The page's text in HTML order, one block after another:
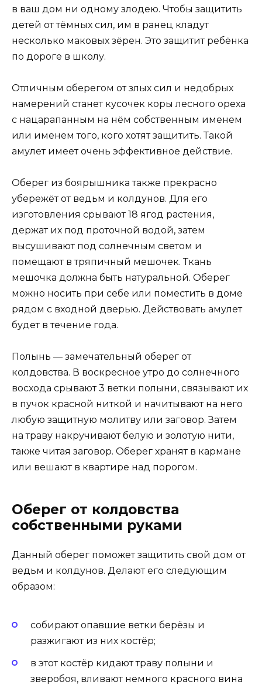
в ваш дом ни одному злодею. Чтобы защитить
детей от тёмных сил, им в ранец кладут
несколько маковых зёрен. Это защитит ребёнка
по дороге в школу.
Отличным оберегом от злых сил и недобрых
намерений станет кусочек коры лесного ореха
с нацарапанным на нём собственным именем
или именем того, кого хотят защитить. Такой
амулет имеет очень эффективное действие.
Оберег из боярышника также прекрасно
убережёт от ведьм и колдунов. Для его
изготовления срывают 18 ягод растения,
держат их под проточной водой, затем
высушивают под солнечным светом и
помещают в тряпичный мешочек. Ткань
мешочка должна быть натуральной. Оберег
можно носить при себе или поместить в доме
рядом с входной дверью. Действовать амулет
будет в течение года.
Полынь — замечательный оберег от
колдовства. В воскресное утро до солнечного
восхода срывают 3 ветки полыни, связывают их
в пучок красной ниткой и начитывают на него
любую защитную молитву или заговор. Затем
на траву накручивают белую и золотую нити,
также читая заговор. Оберег хранят в кармане
или вешают в квартире над порогом.
Оберег от колдовства
собственными руками
Данный оберег поможет защитить свой дом от
ведьм и колдунов. Делают его следующим
образом:
собирают опавшие ветки берёзы и
разжигают из них костёр;
в этот костёр кидают траву полыни и
зверобоя, вливают немного красного вина